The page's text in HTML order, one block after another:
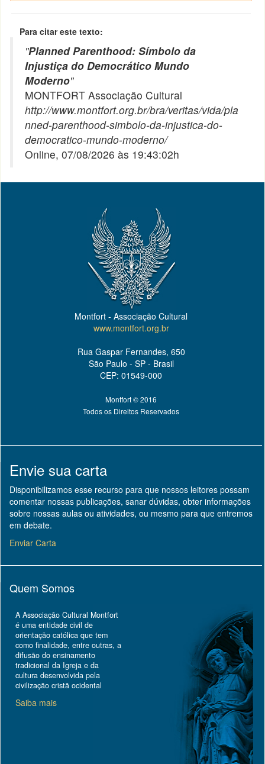
Para citar este texto:
"Planned Parenthood: Símbolo da
Injustiça do Democrático Mundo
Moderno"
MONTFORT Associação Cultural
http://www.montfort.org.br/bra/veritas/vida/pla
nned-parenthood-simbolo-da-injustica-do-
democratico-mundo-moderno/
Online, 07/08/2026 às 19:43:02h
Montfort - Associação Cultural
www.montfort.org.br
Rua Gaspar Fernandes, 650
São Paulo - SP - Brasil
CEP: 01549-000
Montfort © 2016
Todos os Direitos Reservados
Envie sua carta
Disponibilizamos esse recurso para que nossos leitores possam
comentar nossas publicações, sanar dúvidas, obter informações
sobre nossas aulas ou atividades, ou mesmo para que entremos
em debate.
Enviar Carta
Quem Somos
A Associação Cultural Montfort
é uma entidade civil de
orientação católica que tem
como finalidade, entre outras, a
difusão do ensinamento
tradicional da Igreja e da
cultura desenvolvida pela
civilização cristã ocidental
Saiba mais